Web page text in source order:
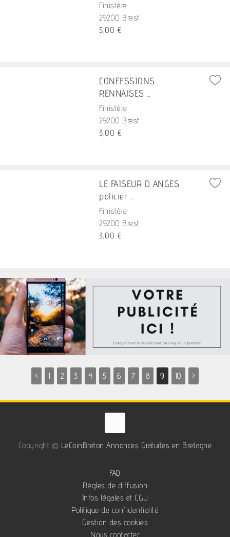
Finistère
29200 Brest
5,00 €
CONFESSIONS
RENNAISES ...
Finistère
29200 Brest
3,00 €
LE FAISEUR D ANGES
policier ...
Finistère
29200 Brest
3,00 €
< 1 2 3 4 5 6 7 8 9 10 >
Copyright © LeCoinBreton Annonces Gratuites en Bretagne
FAQ
Règles de diffusion
Infos légales et CGU
Politique de confidentialité
Gestion des cookies
Nous contacter